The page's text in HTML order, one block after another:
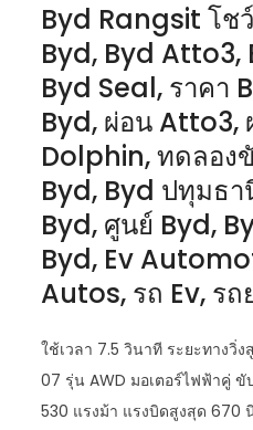
Byd Rangsit โช
Byd, Byd Atto3,
Byd Seal, ราคา
Byd, ผ่อน Atto3,
Dolphin, ทดลอง
Byd, Byd ปทุมธา
Byd, ศูนย์ Byd,
Byd, Ev
Autos, รถ Ev, ร
ใช้เวลา 7.5 วินาที ระยะทางวิ่ง
07 รุ่น AWD มอเตอร์ไฟฟ้าคู่
530 แรงม้า แรงบิดสูงสุด 670